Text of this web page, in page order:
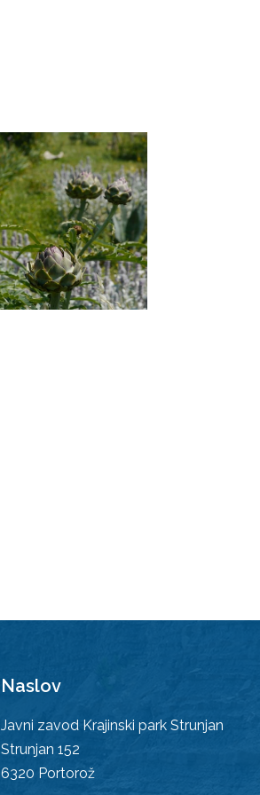
Naslov
Javni zavod Krajinski park Strunjan
Strunjan 152
6320 Portorož